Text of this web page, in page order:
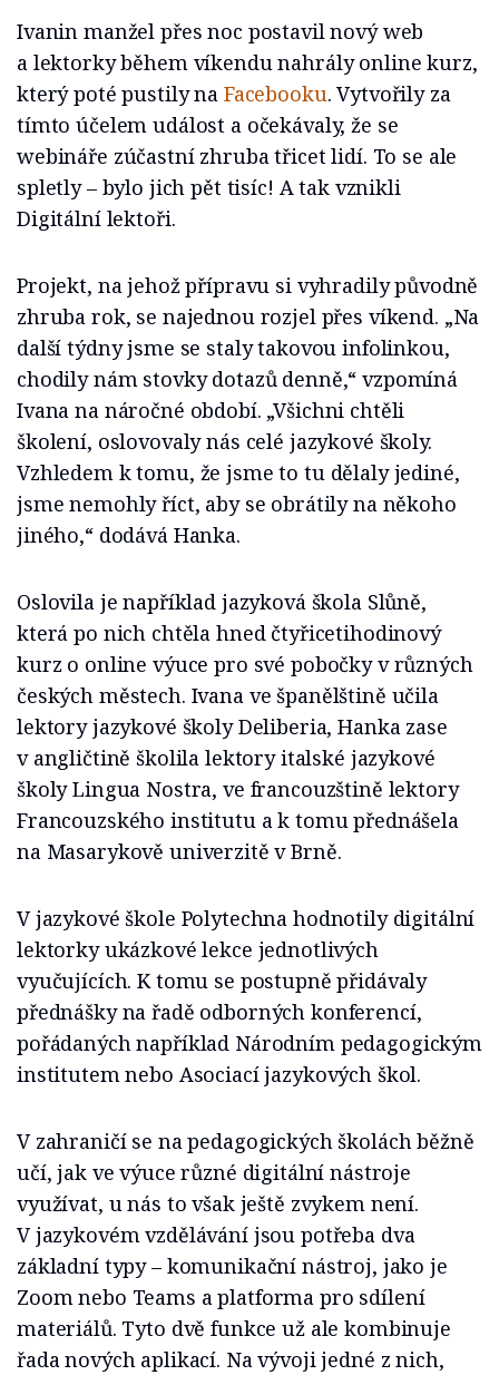
Ivanin manžel přes noc postavil nový web
a lektorky během víkendu nahrály online kurz,
který poté pustily na Facebooku. Vytvořily za
tímto účelem událost a očekávaly, že se
webináře zúčastní zhruba třicet lidí. To se ale
spletly – bylo jich pět tisíc! A tak vznikli
Digitální lektoři.
Projekt, na jehož přípravu si vyhradily původně
zhruba rok, se najednou rozjel přes víkend. „Na
další týdny jsme se staly takovou infolinkou,
chodily nám stovky dotazů denně,“ vzpomíná
Ivana na náročné období. „Všichni chtěli
školení, oslovovaly nás celé jazykové školy.
Vzhledem k tomu, že jsme to tu dělaly jediné,
jsme nemohly říct, aby se obrátily na někoho
jiného,“ dodává Hanka.
Oslovila je například jazyková škola Slůně,
která po nich chtěla hned čtyřicetihodinový
kurz o online výuce pro své pobočky v různých
českých městech. Ivana ve španělštině učila
lektory jazykové školy Deliberia, Hanka zase
v angličtině školila lektory italské jazykové
školy Lingua Nostra, ve francouzštině lektory
Francouzského institutu a k tomu přednášela
na Masarykově univerzitě v Brně.
V jazykové škole Polytechna hodnotily digitální
lektorky ukázkové lekce jednotlivých
vyučujících. K tomu se postupně přidávaly
přednášky na řadě odborných konferencí,
pořádaných například Národním pedagogickým
institutem nebo Asociací jazykových škol.
V zahraničí se na pedagogických školách běžně
učí, jak ve výuce různé digitální nástroje
využívat, u nás to však ještě zvykem není.
V jazykovém vzdělávání jsou potřeba dva
základní typy – komunikační nástroj, jako je
Zoom nebo Teams a platforma pro sdílení
materiálů. Tyto dvě funkce už ale kombinuje
řada nových aplikací. Na vývoji jedné z nich,